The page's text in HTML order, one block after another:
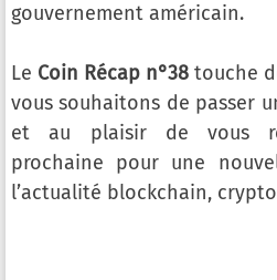
gouvernement américain.
Le Coin Récap n°38 touche
vous souhaitons de passer
et au plaisir de vous
prochaine pour une
l’actualité blockchain,